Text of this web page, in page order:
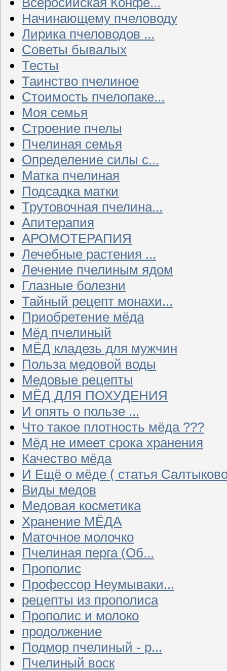
Начинающему пчеловоду
Лирика пчеловодов ...
Советы бывалых
Тесты
Таинство пчелиное
Стоимость пчелопаке...
Моя семья
Строение пчелы
Пчелиная семья
Определение силы с...
Матка пчелиная
Подсадка матки
Трутовочная пчелина...
Апитерапия
АРОМОТЕРАПИЯ
Лечебные растения ...
Лечение пчелиным ядом
Глазные болезни
Тайный рецепт монахи...
Приобретение мёда
Мёд пчелиный
МЁД кладезь для мужчин
Польза медовой воды
Медовые рецепты
МЁД ДЛЯ ПОХУДЕНИЯ
И опять о пользе ...
Что такое плотность мёда ???
Мёд не имеет срока хранения
Качество мёда
И Ещё о мёде ( статья
Виды медов
Медовая косметика
Хранение МЁДА
Маточное молочко
Пчелиная перга (Об...
Прополис
Профессор Неумываки...
рецепты из прополиса
Прополис и молоко
продолжение
Подмор пчелиный - р...
Пчелиный воск